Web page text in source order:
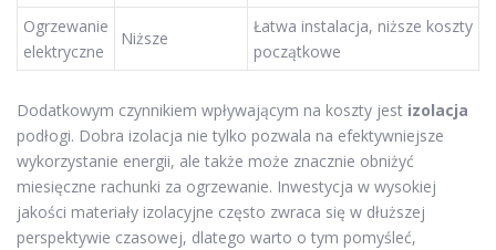
Ogrzewanie
elektryczne
Niższe
Łatwa instalacja, niższe koszty
początkowe
Dodatkowym czynnikiem wpływającym na koszty jest izolacja
podłogi. Dobra izolacja nie tylko pozwala na efektywniejsze
wykorzystanie energii, ale także może znacznie obniżyć
miesięczne rachunki za ogrzewanie. Inwestycja w wysokiej
jakości materiały izolacyjne często zwraca się w dłuższej
perspektywie czasowej, dlatego warto o tym pomyśleć,